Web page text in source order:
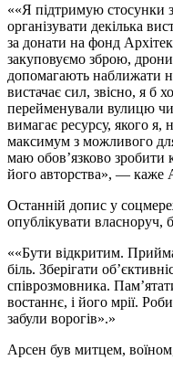
«Я підтримую стосунки
організувати декілька
за донати на фонд
закуповуємо зброю,
допомагають наближати
вистачає сил, звісно, я б
перейменували вулицю чи
вимагає ресурсу, якого
максимум з можливого
маю обов’язково зробити
його авторства», — каже
Останній допис у
опублікувати власноруч,
«Бути відкритим.
біль. Зберігати
співрозмовника.
востаннє, і його мрії.
забули ворогів».
Арсен був митцем,